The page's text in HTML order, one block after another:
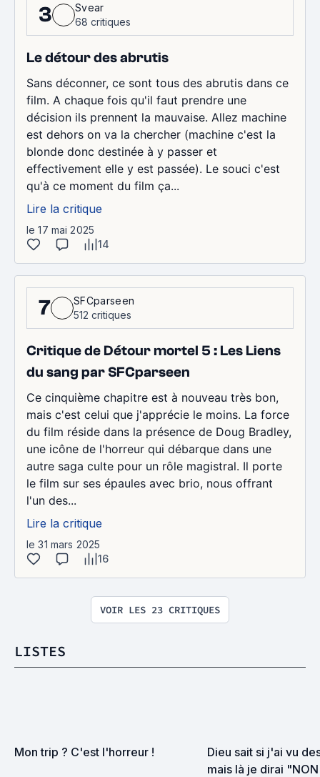
3
Svear
68 critiques
Le détour des abrutis
Sans déconner, ce sont tous des abrutis dans ce
film. A chaque fois qu'il faut prendre une
décision ils prennent la mauvaise. Allez machine
est dehors on va la chercher (machine c'est la
blonde donc destinée à y passer et
effectivement elle y est passée). Le souci c'est
qu'à ce moment du film ça...
Lire la critique
le 17 mai 2025
14
7
SFCparseen
512 critiques
Critique de Détour mortel 5 : Les Liens
du sang par SFCparseen
Ce cinquième chapitre est à nouveau très bon,
mais c'est celui que j'apprécie le moins. La force
du film réside dans la présence de Doug Bradley,
une icône de l'horreur qui débarque dans une
autre saga culte pour un rôle magistral. Il porte
le film sur ses épaules avec brio, nous offrant
l'un des...
Lire la critique
le 31 mars 2025
16
VOIR LES 23 CRITIQUES
LISTES
Mon trip ? C'est l'horreur !
Dieu sait si j'ai vu
mais là je dirai